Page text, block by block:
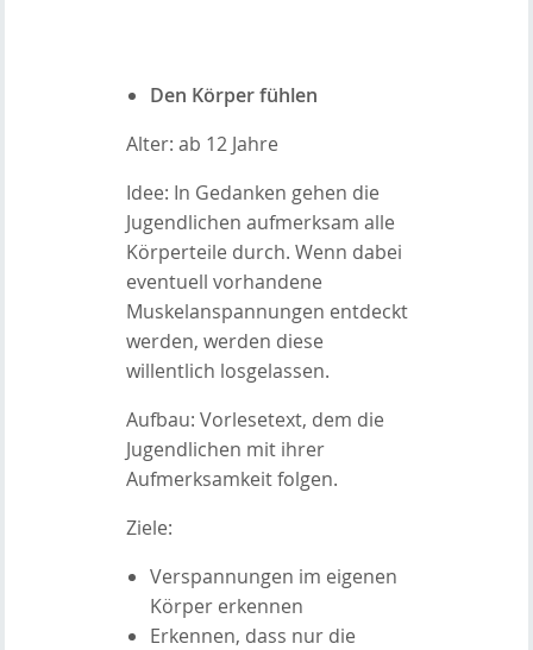
Den Körper fühlen
Alter: ab 12 Jahre
Idee: In Gedanken gehen die
Jugendlichen aufmerksam alle
Körperteile durch. Wenn dabei
eventuell vorhandene
Muskelanspannungen entdeckt
werden, werden diese
willentlich losgelassen.
Aufbau: Vorlesetext, dem die
Jugendlichen mit ihrer
Aufmerksamkeit folgen.
Ziele:
Verspannungen im eigenen
Körper erkennen
Erkennen, dass nur die